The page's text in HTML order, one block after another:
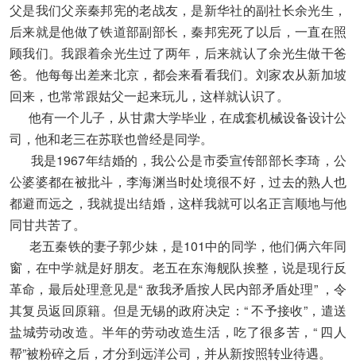
父是我们父亲秦邦宪的老战友，是新华社的副社长余光生，
后来就是他做了铁道部副部长，秦邦宪死了以后，一直在照
顾我们。我跟着余光生过了两年，后来就认了余光生做干爸
爸。他每每出差来北京，都会来看看我们。刘家农从新加坡
回来，也常常跟姑父一起来玩儿，这样就认识了。
他有一个儿子，从甘肃大学毕业，在成套机械设备设计公
司，他和老三在苏联也曾经是同学。
我是1967年结婚的，我公公是市委宣传部部长李琦，公
公婆婆都在被批斗，李海渊当时处境很不好，过去的熟人也
都避而远之，我就提出结婚，这样我就可以名正言顺地与他
同甘共苦了。
老五秦铁的妻子郭少妹，是101中的同学，他们俩六年同
窗，在中学就是好朋友。老五在东海舰队挨整，说是现行反
革命，最后处理意见是“ 敌我矛盾按人民内部矛盾处理” ，令
其复员返回原籍。但是无锡的政府决定：“ 不予接收”，遣送
盐城劳动改造。半年的劳动改造生活，吃了很多苦，“ 四人
帮”被粉碎之后，才分到远洋公司，并从新按照转业待遇。